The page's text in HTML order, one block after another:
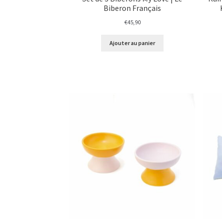
Biberon Français
€45,90
Ajouter au panier